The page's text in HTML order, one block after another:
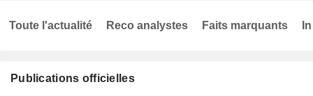
Publications officielles
Toute l'actualité Reco analystes Faits marquants